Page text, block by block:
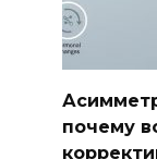
почему